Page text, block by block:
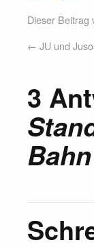
Dieser Beitrag
← JU und
3
Bahn